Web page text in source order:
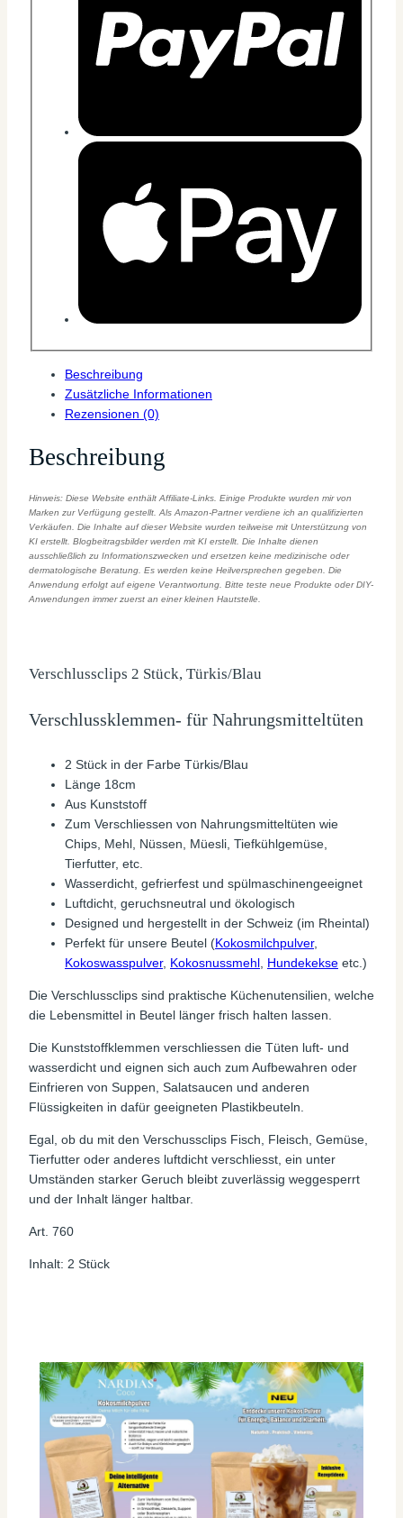
Beschreibung
Zusätzliche Informationen
Rezensionen (0)
Beschreibung
Hinweis: Diese Website enthält Affiliate-Links. Einige Produkte wurden mir von
Marken zur Verfügung gestellt. Als Amazon-Partner verdiene ich an qualifizierten
Verkäufen. Die Inhalte auf dieser Website wurden teilweise mit Unterstützung von
KI erstellt. Blogbeitragsbilder werden mit KI erstellt. Die Inhalte dienen
ausschließlich zu Informationszwecken und ersetzen keine medizinische oder
dermatologische Beratung. Es werden keine Heilversprechen gegeben. Die
Anwendung erfolgt auf eigene Verantwortung. Bitte teste neue Produkte oder DIY-
Anwendungen immer zuerst an einer kleinen Hautstelle.
Verschlussclips 2 Stück, Türkis/Blau
Verschlussklemmen- für Nahrungsmitteltüten
2 Stück in der Farbe Türkis/Blau
Länge 18cm
Aus Kunststoff
Zum Verschliessen von Nahrungsmitteltüten wie
Chips, Mehl, Nüssen, Müesli, Tiefkühlgemüse,
Tierfutter, etc.
Wasserdicht, gefrierfest und spülmaschinengeeignet
Luftdicht, geruchsneutral und ökologisch
Designed und hergestellt in der Schweiz (im Rheintal)
Perfekt für unsere Beutel (Kokosmilchpulver,
Kokoswasspulver, Kokosnussmehl, Hundekekse etc.)
Die Verschlussclips sind praktische Küchenutensilien, welche
die Lebensmittel in Beutel länger frisch halten lassen.
Die Kunststoffklemmen verschliessen die Tüten luft- und
wasserdicht und eignen sich auch zum Aufbewahren oder
Einfrieren von Suppen, Salatsaucen und anderen
Flüssigkeiten in dafür geeigneten Plastikbeuteln.
Egal, ob du mit den Verschussclips Fisch, Fleisch, Gemüse,
Tierfutter oder anderes luftdicht verschliesst, ein unter
Umständen starker Geruch bleibt zuverlässig weggesperrt
und der Inhalt länger haltbar.
Art. 760
Inhalt: 2 Stück